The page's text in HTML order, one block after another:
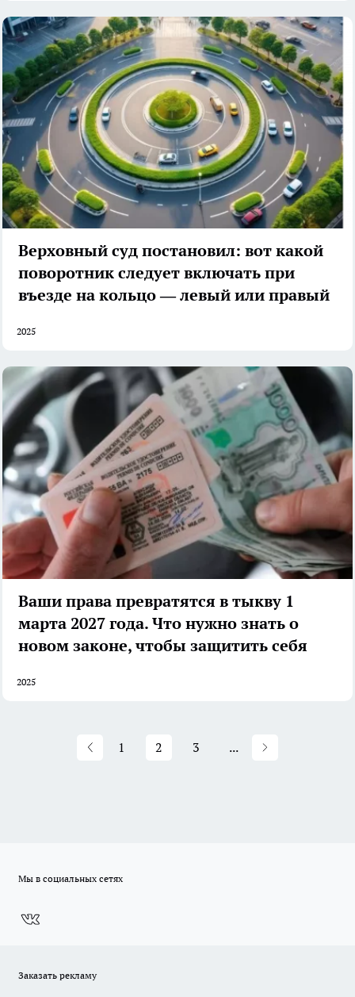
Верховный суд постановил: вот какой
поворотник следует включать при
въезде на кольцо — левый или правый
2025
Ваши права превратятся в тыкву 1
марта 2027 года. Что нужно знать о
новом законе, чтобы защитить себя
2025
1 2 3 ...
Мы в социальных сетях
Заказать рекламу